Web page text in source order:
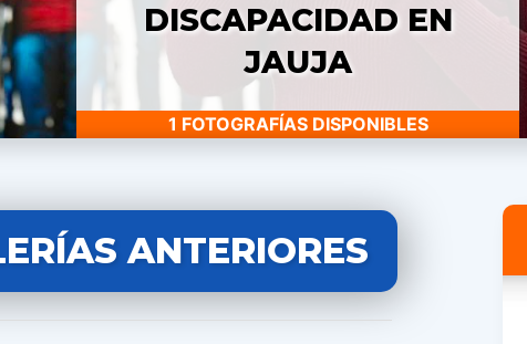
DISCAPACIDAD EN
JAUJA
1 FOTOGRAFÍAS DISPONIBLES
ANTERIORES